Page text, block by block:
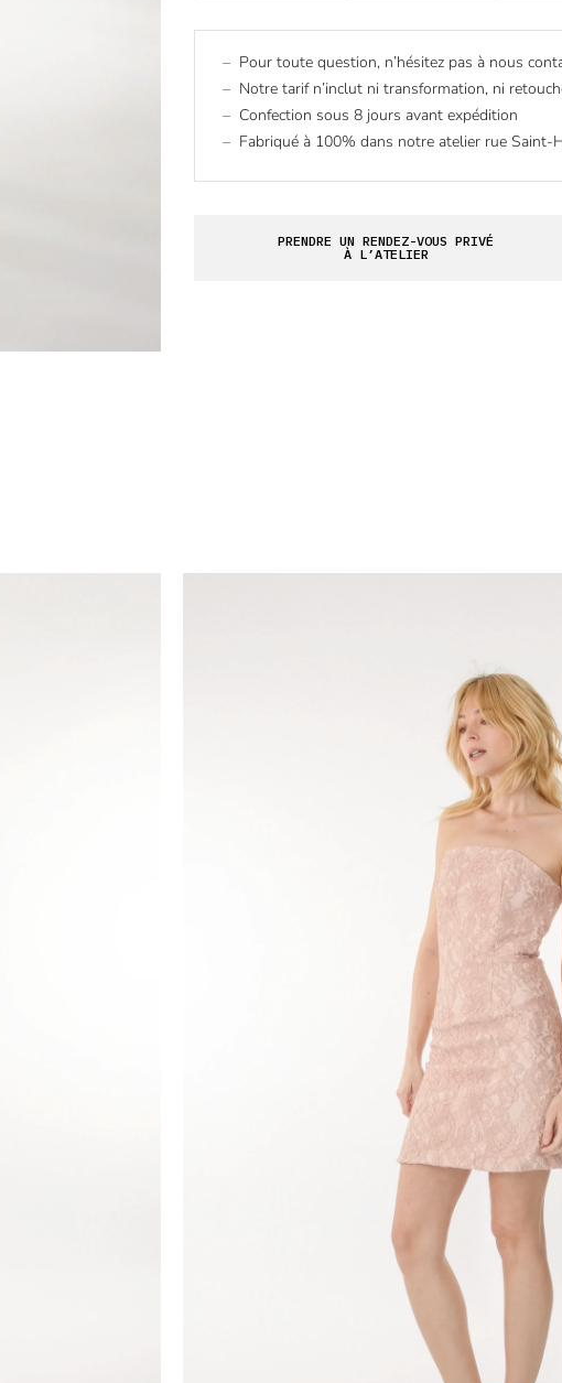
Pour toute question, n’hésitez pas à nous
Notre tarif n’inclut ni transformation, ni
Confection sous 8 jours avant expédition
Fabriqué à 100% dans notre atelier rue Saint-
PRENDRE UN RENDEZ-VOUS PRIVÉ
À L’ATELIER